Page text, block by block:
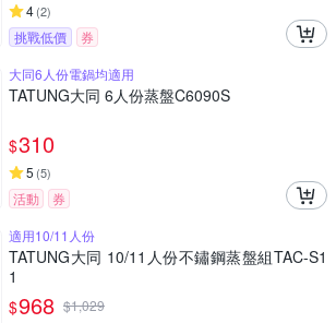
4(2)
挑戰低價
券
大同6人份電鍋均適用
TATUNG大同 6人份蒸盤C6090S
$310
5 (5)
活動
券
適用10/11人份
TATUNG大同 10/11人份不鏽鋼蒸盤組TAC-S1
1
$968 $1,029